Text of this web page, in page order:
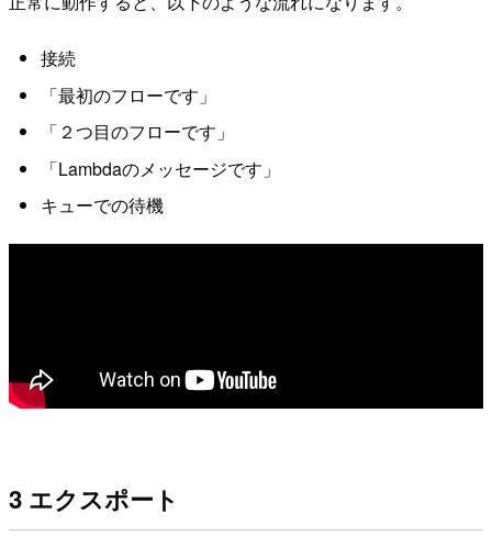
接続
「最初のフローです」
「２つ目のフローです」
「Lambdaのメッセージです」
キューでの待機
3 エクスポート